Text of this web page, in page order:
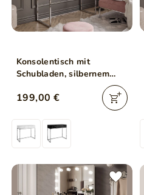
Konsolentisch mit
Schubladen, silbernem
Gestell und Kristallgriffen
Brisa Weiß Hochglanz
199,00 €